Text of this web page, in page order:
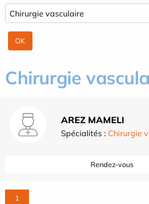
Chirurgie
AREZ MAMELI
Spécialités : Chirurgie
Rendez-vous
1